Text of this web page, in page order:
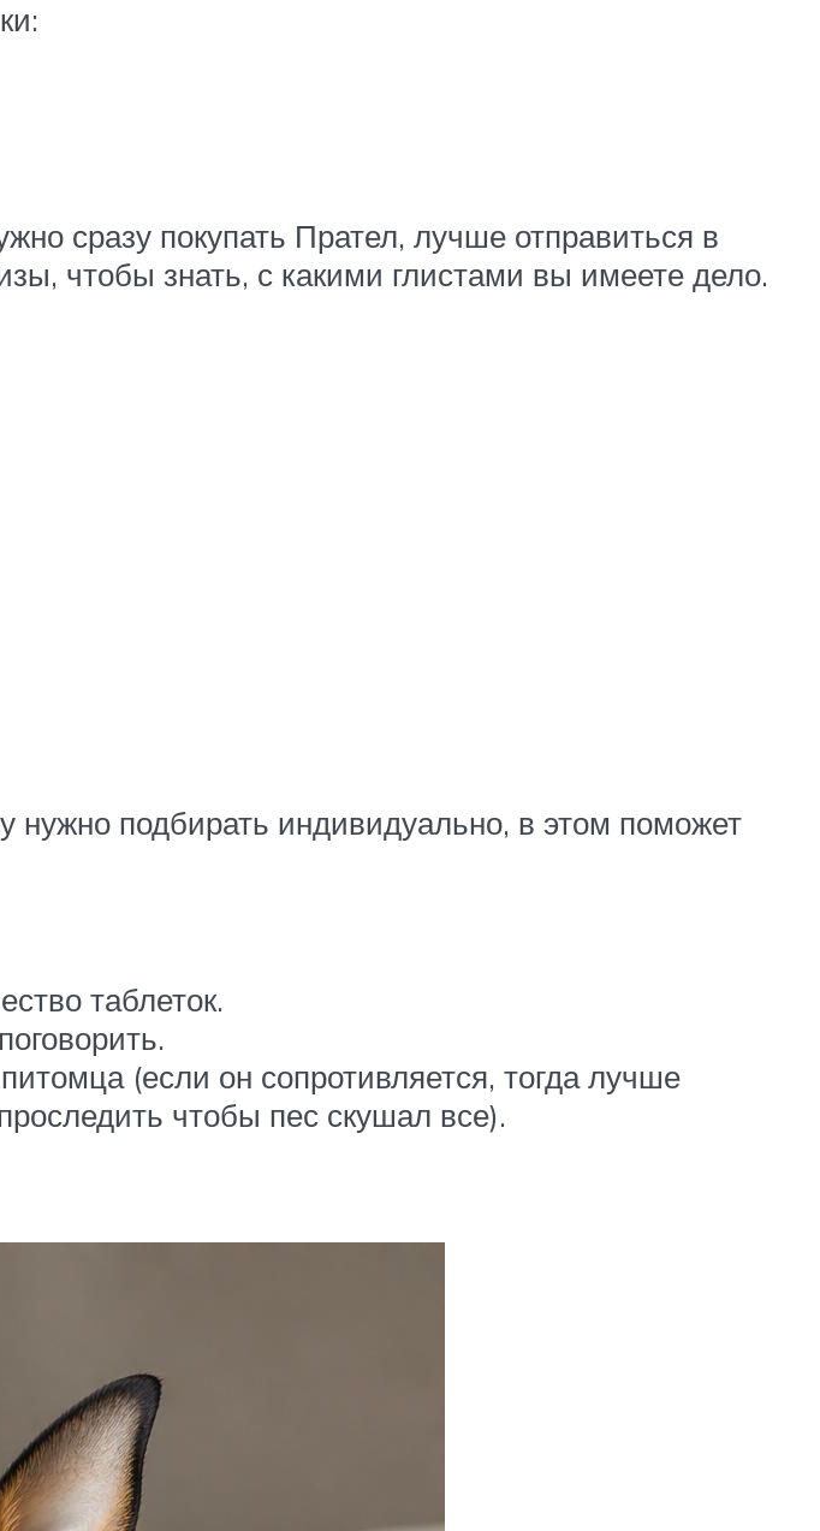
сразу покупать Прател, лучше отправиться в
чтобы знать, с какими глистами вы имеете дело.
подбирать индивидуально, в этом поможет
таблеток.
(если он сопротивляется, тогда лучше
чтобы пес скушал все).